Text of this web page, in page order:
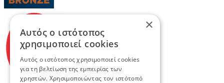
×
Αυτός ο ιστότοπος
χρησιμοποιεί cookies
Αυτός ο ιστότοπος χρησιμοποιεί cookies
για τη βελτίωση της εμπειρίας των
χρηστών. Χρησιμοποιώντας τον ιστότοπό